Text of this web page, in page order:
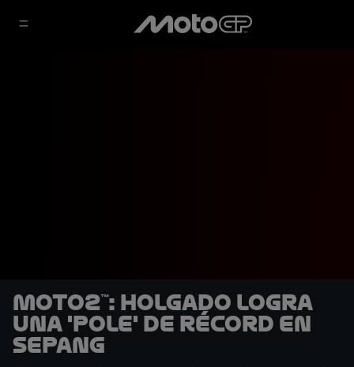
Moto2™: Holgado logra
una 'pole' de récord en
Sepang